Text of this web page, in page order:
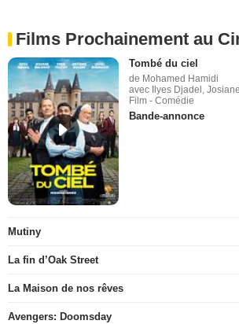
Films Prochainement au
Tombé du ciel
de Mohamed Hamidi
avec Ilyes Djadel,
Film - Comédie
Bande-annonce
Mutiny
La fin d’Oak Street
La Maison de nos rêves
Avengers: Doomsday